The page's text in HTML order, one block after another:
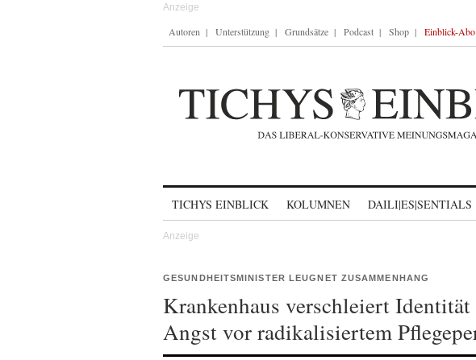
Autoren Unterstützung Grundsätze Podcast Shop Einblick-Abo
TICHYS EINBLICK KOLUMNEN DAILI|ES|SENTIALS
GESUNDHEITSMINISTER LEUGNET ZUSAMMENHANG
Krankenhaus verschleiert
Angst vor radikalisiertem